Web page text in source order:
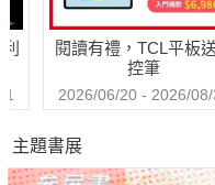
本書寫給為孩子挑書的大
子成長過程中各種疑難雜
情。對孩子來說，若是有師
當的時間點送上一本正好
閱讀有禮，TCL平板
控筆
2026/06/20 - 2026/08/
主題書展